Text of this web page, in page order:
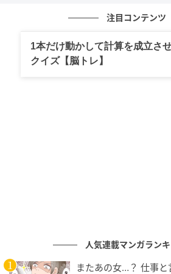
い～！ ねぇ、私に会社をちょうだ
いことを口にしました。どうやら
単な確認だけ社長として体験して
彼女の提案でした。
注目コンテンツ
1本だけ動かして計算を成立さ
クイズ【脳トレ】
人気連載マンガラン
またあの女…？ 仕事